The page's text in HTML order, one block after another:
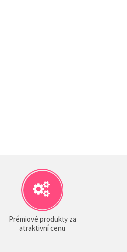
Prémiové produkty za
atraktivní cenu